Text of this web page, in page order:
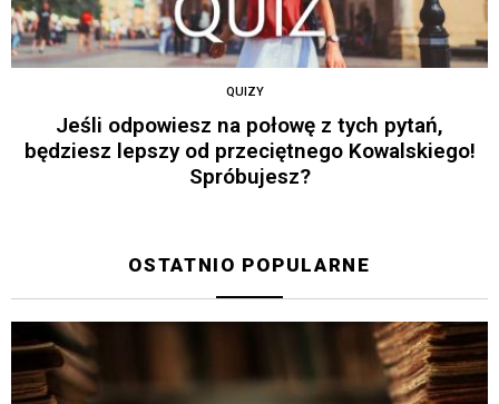
QUIZY
Jeśli odpowiesz na połowę z tych pytań,
będziesz lepszy od przeciętnego Kowalskiego!
Spróbujesz?
OSTATNIO POPULARNE